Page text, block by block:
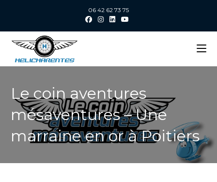
06 42 62 73 75
Le coin aventures
mésaventures – Une
marraine en or à Poitiers